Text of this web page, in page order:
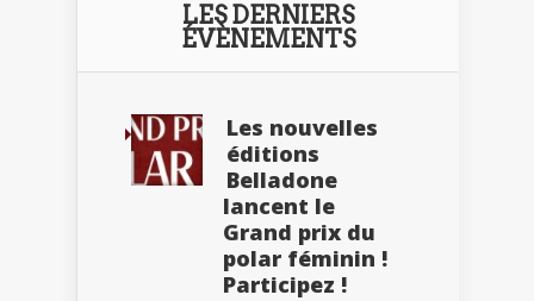
LES DERNIERS
ÉVÈNEMENTS
Les nouvelles
éditions
Belladone
lancent le
Grand prix du
polar féminin !
Participez !